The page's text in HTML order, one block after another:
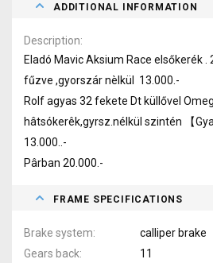
ADDITIONAL INFORMATION
Description
Eladó Mavic Aksium Race elsőkerék .
fűzve ,gyorszár nèlkül 13.000.-
Rolf agyas 32 fekete Dt küllővel
hâtsókerêk,gyrsz.nélkül szintén 【
13.000..-
Pârban 20.000.-
FRAME SPECIFICATIONS
Brake system
calliper brake
Gears back
11